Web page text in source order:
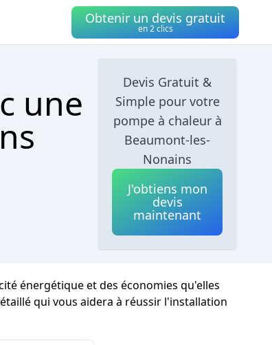
Obtenir un devis gratuit
en 2 clics
une
Devis Gratuit &
Simple pour votre
pompe à chaleur à
Beaumont-les-
Nonains
J'obtiens mon
devis
maintenant
énergétique et des économies qu'elles
qui vous aidera à réussir l'installation